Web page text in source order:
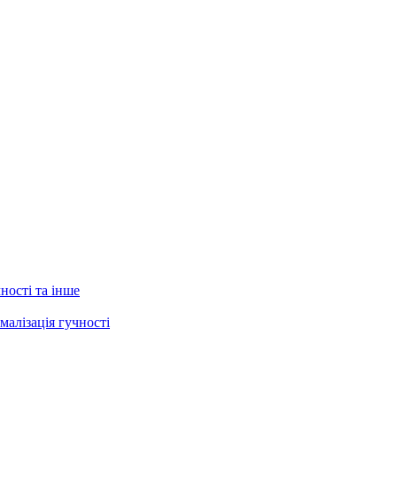
та інше
гучності